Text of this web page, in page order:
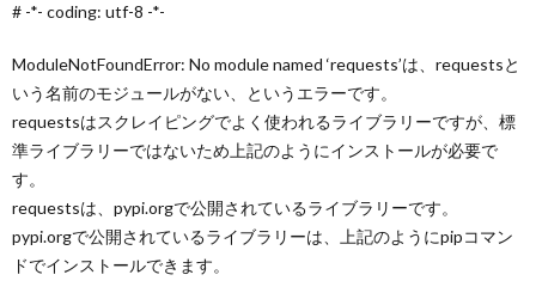
# -*- coding: utf-8 -*-
ModuleNotFoundError: No module named ‘requests’は、requestsと
いう名前のモジュールがない、というエラーです。
requestsはスクレイピングでよく使われるライブラリーですが、標
準ライブラリーではないため上記のようにインストールが必要で
す。
requestsは、pypi.orgで公開されているライブラリーです。
pypi.orgで公開されているライブラリーは、上記のようにpipコマン
ドでインストールできます。